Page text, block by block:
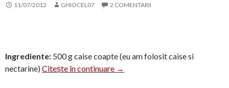
11/07/2012 GHIOCEL07 2 COMENTARII
Ingrediente: 500 g caise coapte (eu am folosit caise si
nectarine) Citește în continuare Inghetata de caise si nectarine
→